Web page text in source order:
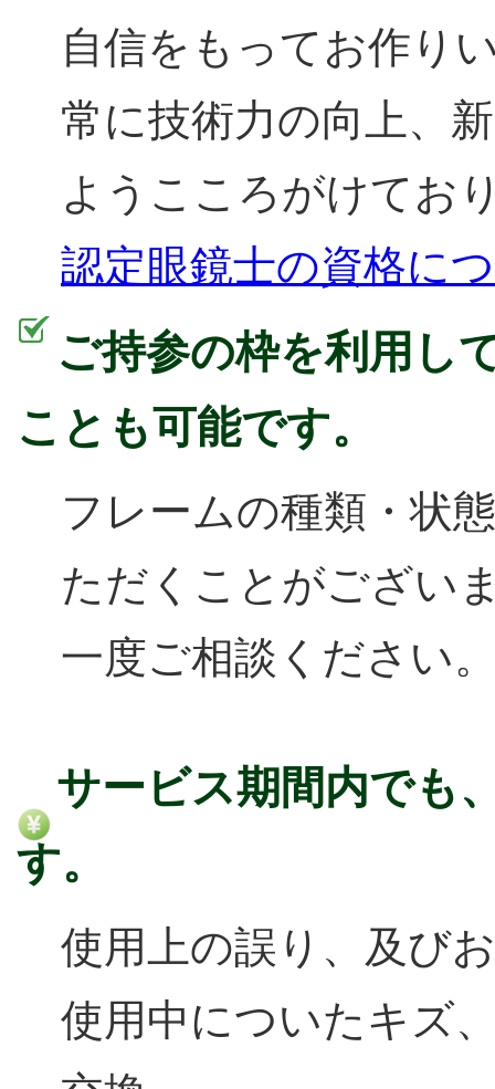
自信をもってお作り
常に技術力の向上、
ようこころがけてお
認定眼鏡士の資格に
ご持参の枠を利用し
ことも可能です。
フレームの種類・状
ただくことがござい
一度ご相談ください
サービス期間内でも
す。
使用上の誤り、及び
使用中についたキズ